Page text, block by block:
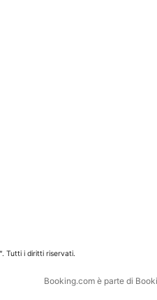
Tutti i diritti riservati.
Booking.com è parte di